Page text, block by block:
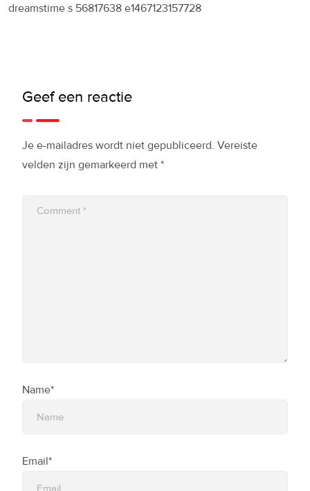
dreamstime s 56817638 e1467123157728
Geef een reactie
Je e-mailadres wordt niet gepubliceerd. Vereiste
velden zijn gemarkeerd met *
Name*
Email*